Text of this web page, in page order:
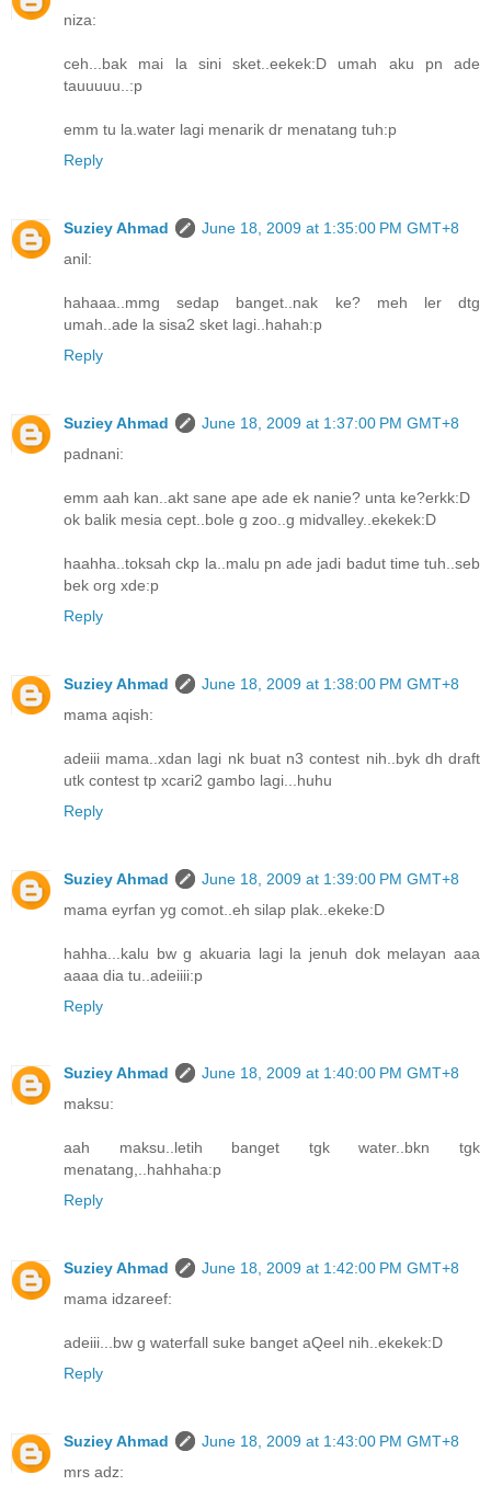
niza:
ceh...bak mai la sini sket..eekek:D umah aku pn ade
tauuuuu..:p
emm tu la.water lagi menarik dr menatang tuh:p
Reply
Suziey Ahmad
June 18, 2009 at 1:35:00 PM GMT+8
anil:
hahaaa..mmg sedap banget..nak ke? meh ler dtg
umah..ade la sisa2 sket lagi..hahah:p
Reply
Suziey Ahmad
June 18, 2009 at 1:37:00 PM GMT+8
padnani:
emm aah kan..akt sane ape ade ek nanie? unta ke?erkk:D
ok balik mesia cept..bole g zoo..g midvalley..ekekek:D
haahha..toksah ckp la..malu pn ade jadi badut time tuh..seb
bek org xde:p
Reply
Suziey Ahmad
June 18, 2009 at 1:38:00 PM GMT+8
mama aqish:
adeiii mama..xdan lagi nk buat n3 contest nih..byk dh draft
utk contest tp xcari2 gambo lagi...huhu
Reply
Suziey Ahmad
June 18, 2009 at 1:39:00 PM GMT+8
mama eyrfan yg comot..eh silap plak..ekeke:D
hahha...kalu bw g akuaria lagi la jenuh dok melayan aaa
aaaa dia tu..adeiiii:p
Reply
Suziey Ahmad
June 18, 2009 at 1:40:00 PM GMT+8
maksu:
aah maksu..letih banget tgk water..bkn tgk
menatang,..hahhaha:p
Reply
Suziey Ahmad
June 18, 2009 at 1:42:00 PM GMT+8
mama idzareef:
adeiii...bw g waterfall suke banget aQeel nih..ekekek:D
Reply
Suziey Ahmad
June 18, 2009 at 1:43:00 PM GMT+8
mrs adz: